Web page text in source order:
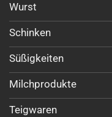
Wurst
Schinken
Süßigkeiten
Milchprodukte
Teigwaren